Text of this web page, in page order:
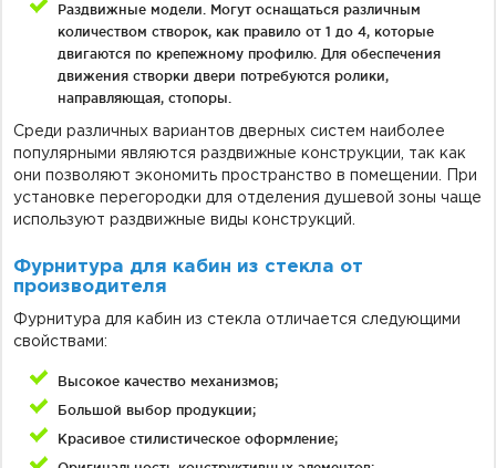
Раздвижные модели. Могут оснащаться различным
количеством створок, как правило от 1 до 4, которые
двигаются по крепежному профилю. Для обеспечения
движения створки двери потребуются ролики,
направляющая, стопоры.
Среди различных вариантов дверных систем наиболее
популярными являются раздвижные конструкции, так как
они позволяют экономить пространство в помещении. При
установке перегородки для отделения душевой зоны чаще
используют раздвижные виды конструкций.
Фурнитура для кабин из стекла от
производителя
Фурнитура для кабин из стекла отличается следующими
свойствами:
Высокое качество механизмов;
Большой выбор продукции;
Красивое стилистическое оформление;